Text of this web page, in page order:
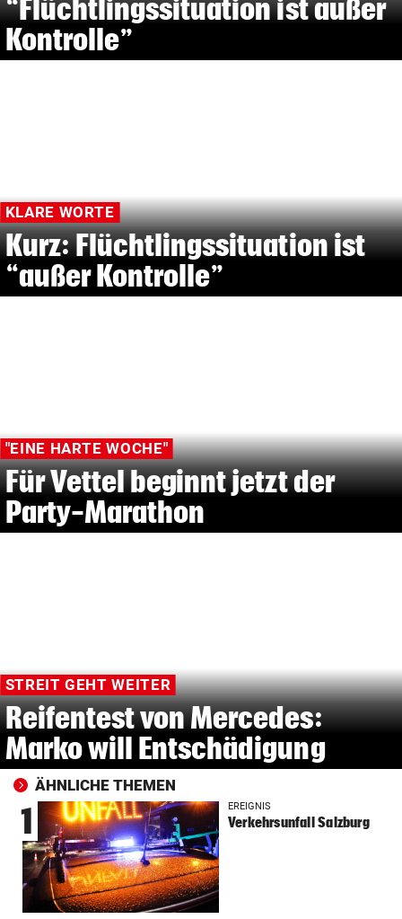
“Flüchtlingssituation ist außer
Kontrolle”
KLARE WORTE
Kurz: Flüchtlingssituation ist
“außer Kontrolle”
"EINE HARTE WOCHE"
Für Vettel beginnt jetzt der
Party-Marathon
STREIT GEHT WEITER
Reifentest von Mercedes:
Marko will Entschädigung
ÄHNLICHE THEMEN
1 EREIGNIS
Verkehrsunfall Salzburg